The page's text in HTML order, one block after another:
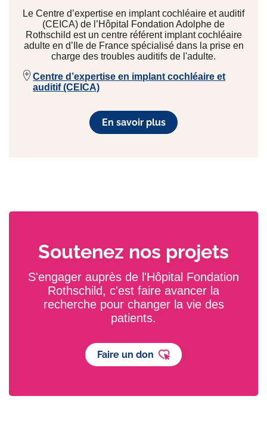
Le Centre d’expertise en implant cochléaire et auditif
(CEICA) de l’Hôpital Fondation Adolphe de
Rothschild est un centre référent implant cochléaire
adulte en d’Ile de France spécialisé dans la prise en
charge des troubles auditifs de l'adulte.
Centre d’expertise en implant cochléaire et
auditif (CEICA)
En savoir plus
Soutenez nos projets
S'engager auprès de l'Hôpital Fondation
Rothschild, c'est faire avancer la
recherche pour changer la vie des
patients.
Faire un don